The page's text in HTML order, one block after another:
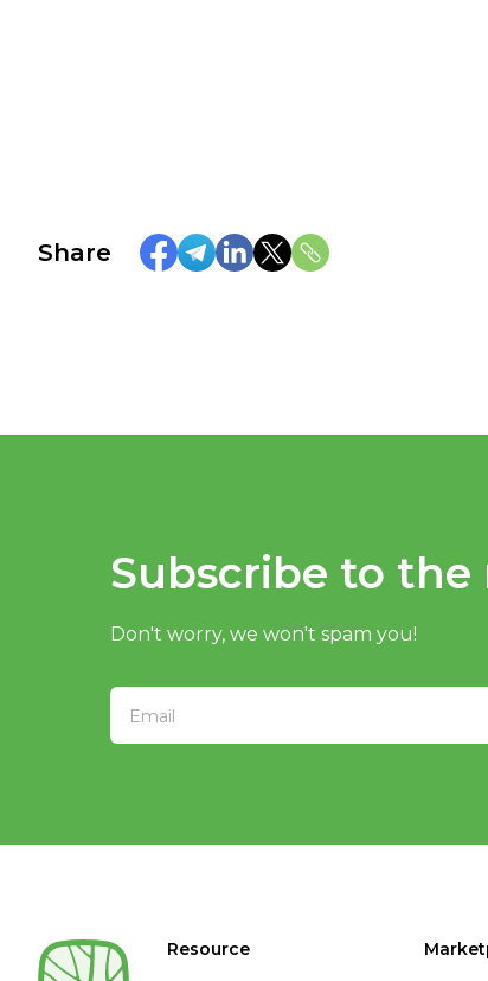
Share
Subscribe to the
Don't worry, we won't spam you!
Resource